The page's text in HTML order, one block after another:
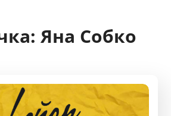
Яна Собко